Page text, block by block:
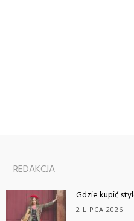
REDAKCJA
Gdzie kupić
2 LIPCA 2026